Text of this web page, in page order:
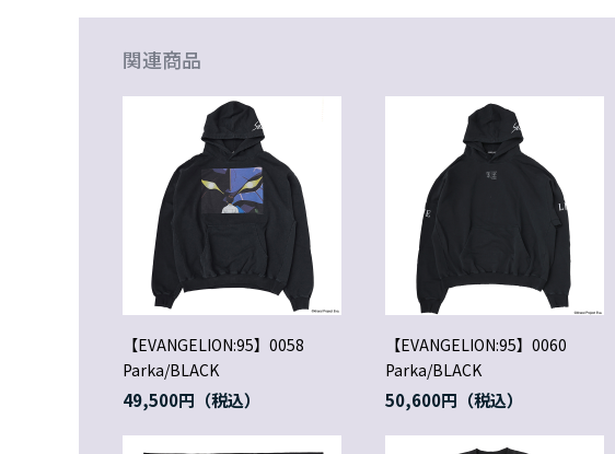
関連商品
【EVANGELION:95】0058
Parka/BLACK
49,500円
【EVANGELION:95】0060
Parka/BLACK
50,600円